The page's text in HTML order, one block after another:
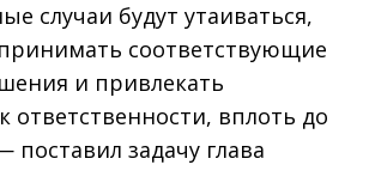
случаи будут утаиваться,
соответствующие
и привлекать
ответственности, вплоть до
поставил задачу глава